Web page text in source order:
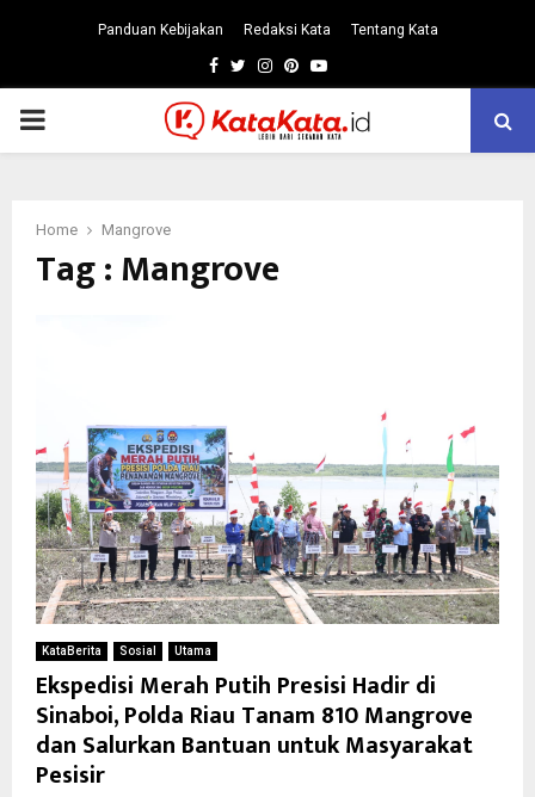
Panduan Kebijakan Redaksi Kata Tentang Kata
Facebook
TwitterInstagram
Pinterest
Youtube
PRIMARY
Home Mangrove
Tag : Mangrove
KataBerita Sosial Utama
Ekspedisi Merah Putih Presisi Hadir di
Sinaboi, Polda Riau Tanam 810 Mangrove
dan Salurkan Bantuan untuk Masyarakat
Pesisir